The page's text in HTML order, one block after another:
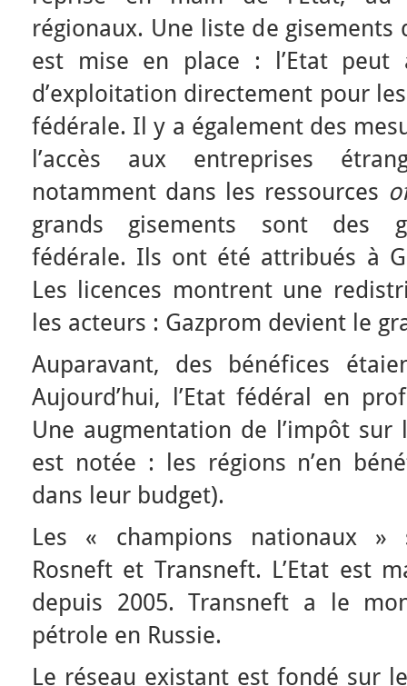
régionaux. Une liste de gisements
est mise en place : l’Etat peut
d’exploitation directement pour
fédérale. Il y a également des
l’accès aux entreprises
notamment dans les ressources
grands gisements sont des
fédérale. Ils ont été attribués à
Les licences montrent une
les acteurs : Gazprom devient le
Auparavant, des bénéfices
Aujourd’hui, l’Etat fédéral en
Une augmentation de l’impôt sur
est notée : les régions n’en
dans leur budget).
Les « champions nationaux »
Rosneft et Transneft. L’Etat est
depuis 2005. Transneft a le
pétrole en Russie.
Le réseau existant est fondé sur